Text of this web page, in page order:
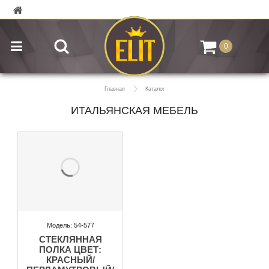
0
Главная Каталог
ИТАЛЬЯНСКАЯ МЕБЕЛЬ
Модель: 54-577
СТЕКЛЯННАЯ
ПОЛКА ЦВЕТ:
КРАСНЫЙ/